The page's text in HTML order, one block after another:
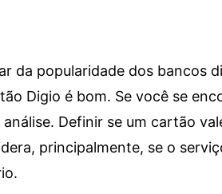
da popularidade dos bancos
Digio é bom. Se você se
análise. Definir se um cartão
principalmente, se o